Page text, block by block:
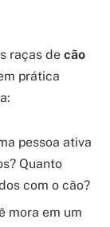
raças de cão
prática
pessoa ativa
Quanto
com o cão?
mora em um